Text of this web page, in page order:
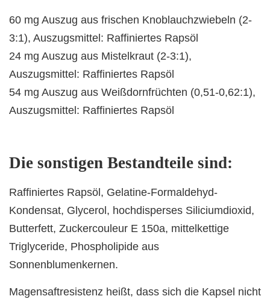
60 mg Auszug aus frischen Knoblauchzwiebeln (2-
3:1), Auszugsmittel: Raffiniertes Rapsöl
24 mg Auszug aus Mistelkraut (2-3:1),
Auszugsmittel: Raffiniertes Rapsöl
54 mg Auszug aus Weißdornfrüchten (0,51-0,62:1),
Auszugsmittel: Raffiniertes Rapsöl
Die sonstigen Bestandteile sind:
Raffiniertes Rapsöl, Gelatine-Formaldehyd-
Kondensat, Glycerol, hochdisperses Siliciumdioxid,
Butterfett, Zuckercouleur E 150a, mittelkettige
Triglyceride, Phospholipide aus
Sonnenblumenkernen.
Magensaftresistenz heißt, dass sich die Kapsel nicht